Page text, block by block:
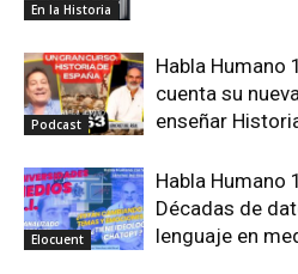
En la Historia
Podcast
Habla Humano
cuenta su
enseñar
Elocuent
Habla Humano
Décadas de
lenguaje en